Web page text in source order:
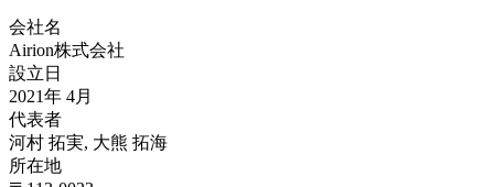
会社名
Airion株式会社
設立日
2021年 4月
代表者
河村 拓実, 大熊 拓海
所在地